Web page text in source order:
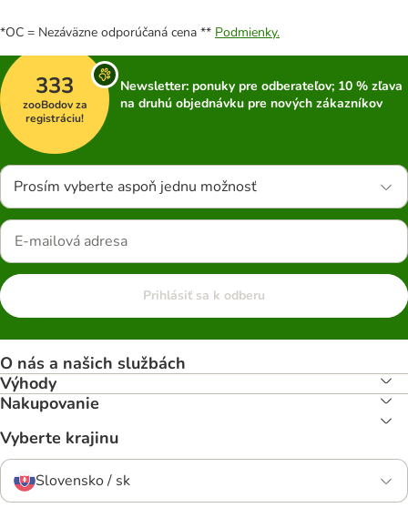
*OC = Nezáväzne odporúčaná cena ** Podmienky.
333
zooBodov za
registráciu!
Newsletter: ponuky pre odberateľov; 10 % zľava
na druhú objednávku pre nových zákazníkov
Prosím vyberte aspoň jednu možnosť
Prihlásiť sa k odberu
O nás a našich službách
Výhody
Nakupovanie
Vyberte krajinu
Slovensko / sk